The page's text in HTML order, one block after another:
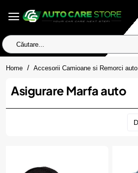
Căutare...
Home homeAccesorii Camioane si Remorci auto
Asigurare Marfa auto